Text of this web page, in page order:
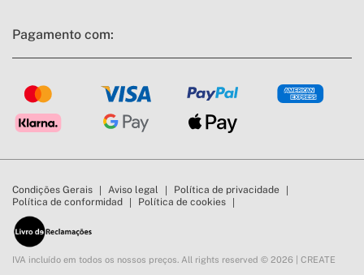
Pagamento com:
Condições Gerais Aviso legal
Política de privacidade
Política de conformidad
Política de cookies
IVA incluído em todos os nossos preços. All rights reserved © 2026 | CREATE